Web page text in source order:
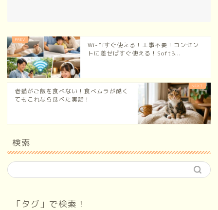
Wi-Fiすぐ使える！工事不要！コンセン
トに差せばすぐ使える！SoftB...
老猫がご飯を食べない！食べムラが酷く
てもこれなら食べた実話！
検索
「タグ」で検索！